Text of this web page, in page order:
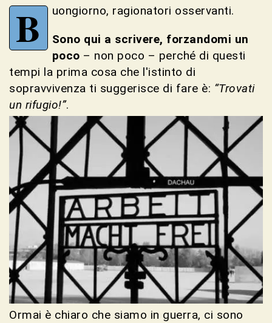
B uongiorno, ragionatori osservanti.
Sono qui a scrivere, forzandomi un
poco – non poco – perché di questi
tempi la prima cosa che l'istinto di
sopravvivenza ti suggerisce di fare è: “Trovati
un rifugio!”.
Ormai è chiaro che siamo in guerra, ci sono